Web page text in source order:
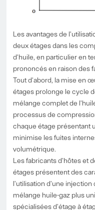
Les avantages de
deux étages dans les
d'huile, en particulier en
prononcés en raison des
Tout d'abord, la mise en
étages prolonge le cycle
mélange complet de
processus de
chaque étage présentant
minimise les fuites
volumétrique.
Les fabricants d'hôtes et
étages présentent des
l'utilisation d'une
mélange huile-gaz plus
spécialisées d'étage à